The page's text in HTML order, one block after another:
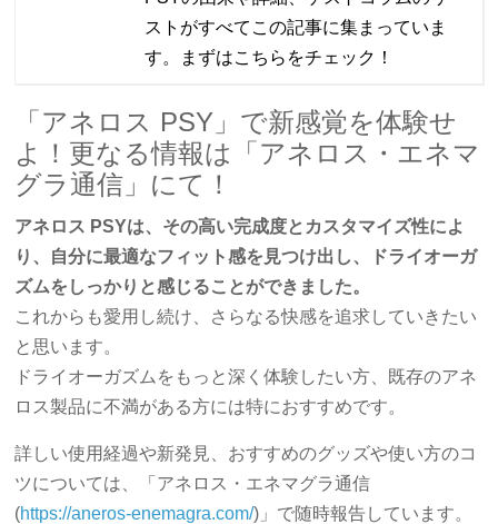
ストがすべてこの記事に集まっていま
す。まずはこちらをチェック！
「アネロス PSY」で新感覚を体験せ
よ！更なる情報は「アネロス・エネマ
グラ通信」にて！
アネロス PSYは、その高い完成度とカスタマイズ性によ
り、自分に最適なフィット感を見つけ出し、ドライオーガ
ズムをしっかりと感じることができました。
これからも愛用し続け、さらなる快感を追求していきたい
と思います。
ドライオーガズムをもっと深く体験したい方、既存のアネ
ロス製品に不満がある方には特におすすめです。
詳しい使用経過や新発見、おすすめのグッズや使い方のコ
ツについては、「アネロス・エネマグラ通信
(https://aneros-enemagra.com/)」で随時報告しています。